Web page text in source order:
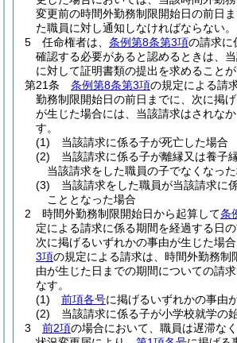
変更前の時間外勤務制限開始日の前日
た職員に対し通知しなければならない。
5
任命権者は、 条例第8条第3項の請求に
確認する必要があると認めるときは、
に対して証明書類の提出を求めることが
第21条
条例第8条第3項の規定による請
勤務制限開始日の前日までに、次に掲
が生じた場合には、当該請求はされな
す。
(1)
当該請求に係る子が死亡した場合
(2)
当該請求に係る子が離縁又は養子
当該請求をした職員の子でなくなっ
(3)
当該請求をした職員が当該請求に
こととなった場合
2
時間外勤務制限開始日から起算して条
定による請求に係る期間を経過する日の
次に掲げるいずれかの事由が生じた場合
3項の規定による請求は、時間外勤務制
由が生じた日までの期間についての請
なす。
(1)
前項各号に掲げるいずれかの事由
(2)
当該請求に係る子が小学校就学の
3
前2項の場合において、職員は遅滞な